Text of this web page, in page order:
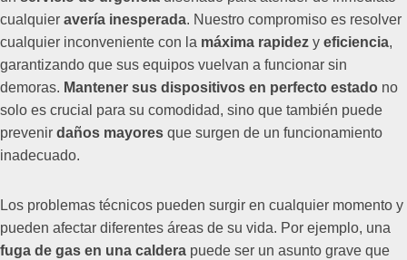
cualquier avería inesperada. Nuestro compromiso es resolver
cualquier inconveniente con la máxima rapidez y eficiencia,
garantizando que sus equipos vuelvan a funcionar sin
demoras. Mantener sus dispositivos en perfecto estado no
solo es crucial para su comodidad, sino que también puede
prevenir daños mayores que surgen de un funcionamiento
inadecuado.
Los problemas técnicos pueden surgir en cualquier momento y
pueden afectar diferentes áreas de su vida. Por ejemplo, una
fuga de gas en una caldera puede ser un asunto grave que